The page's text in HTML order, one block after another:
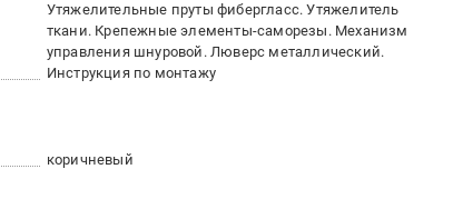
Утяжелительные пруты фибергласс. Утяжелитель
ткани. Крепежные элементы-саморезы. Механизм
управления шнуровой. Люверс металлический.
Инструкция по монтажу
коричневый